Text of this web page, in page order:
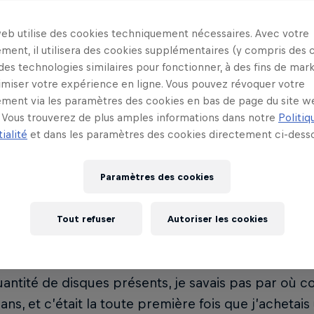
». Et niveau dates, rendez-vous le 16 juillet au
le 31 à la Hot’Rive de Neuchâtel.
disque que tu
Life » de Sade. « J’accompagnais mon père et
vinyles dans le Valais et je me souviens avoir
de disques présents, je savais pas par où
ans, et c’était la toute première fois que
utilise des cookies techniquement nécessaires. Avec votre
il utilisera des cookies supplémentaires (y compris des
technologies similaires pour fonctionner, à des fins de
votre expérience en ligne. Vous pouvez révoquer votre
via les paramètres des cookies en bas de page du site
trouverez de plus amples informations dans notre
et dans les paramètres des cookies directement ci-
Paramètres des cookies
Tout refuser Autoriser les cookies